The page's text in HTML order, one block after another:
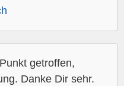
getroffen,
Danke Dir sehr.